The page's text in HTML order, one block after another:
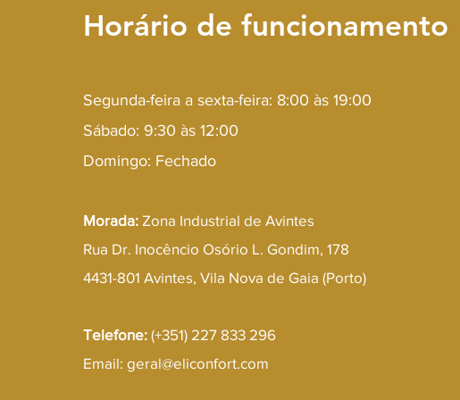
Horário de funcionamento
Segunda-feira a sexta-feira: 8:00 às 19:00
Sábado: 9:30 às 12:00
Domingo: Fechado
Morada: Zona Industrial de Avintes
Rua Dr. Inocêncio Osório L. Gondim, 178
4431-801 Avintes, Vila Nova de Gaia (Porto)
Telefone: (+351) 227 833 296
Email:geral@eliconfort.com